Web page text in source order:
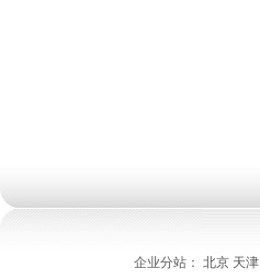
企业分站： 北京 天津